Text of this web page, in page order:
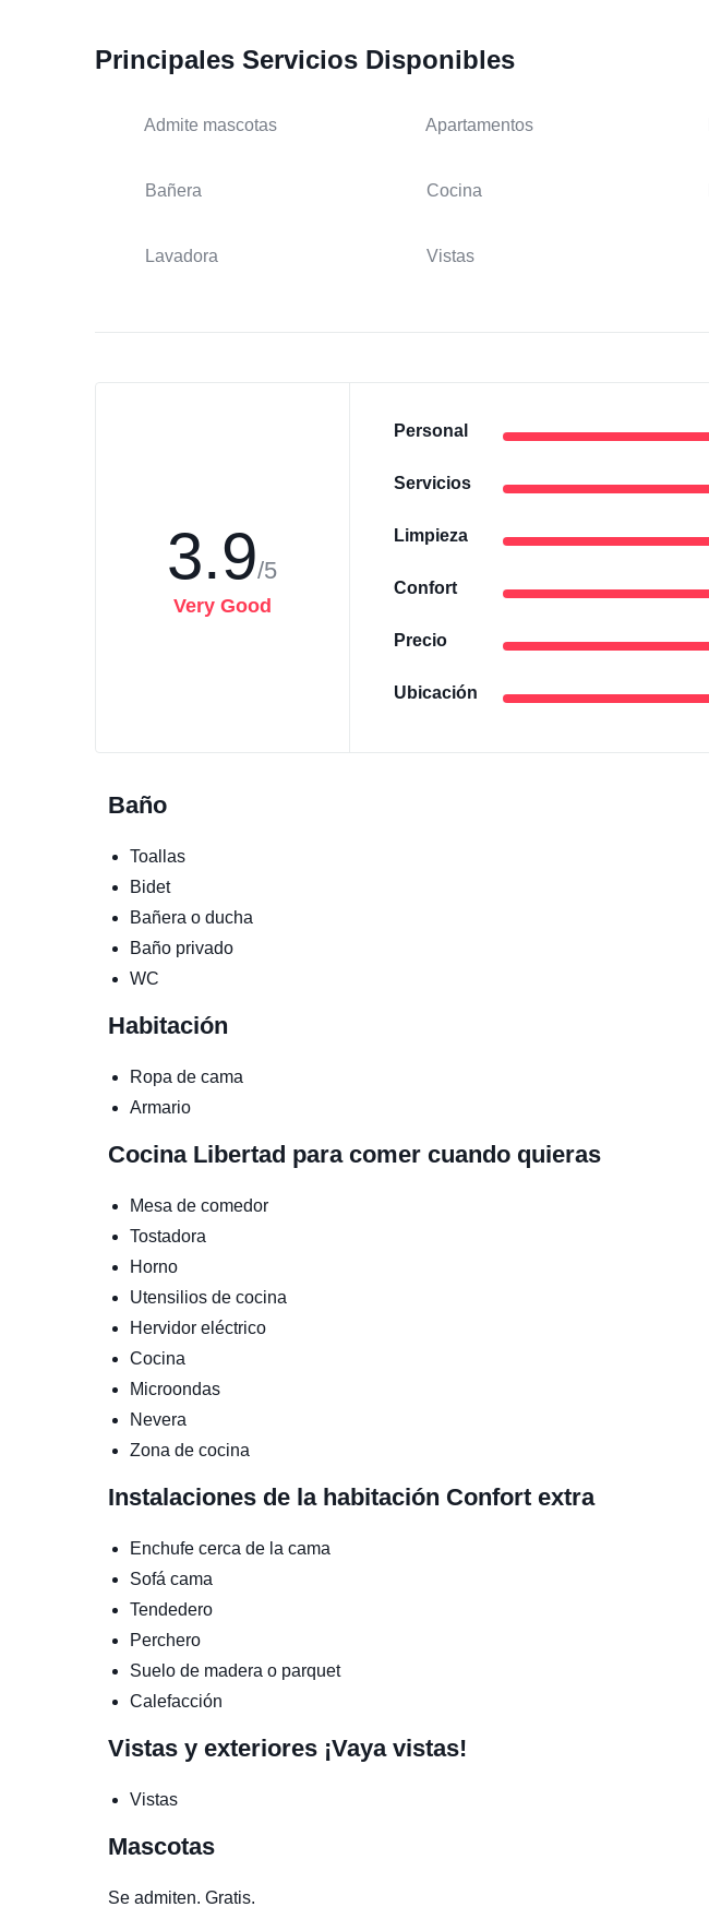
Principales Servicios Disponibles
Admite mascotas Apartamentos
Bañera Cocina
Lavadora Vistas
3.9/5
Very Good
Personal
Servicios
Limpieza
Confort
Precio
Ubicación
Baño
Toallas
Bidet
Bañera o ducha
Baño privado
WC
Habitación
Ropa de cama
Armario
Cocina Libertad para comer cuando quieras
Mesa de comedor
Tostadora
Horno
Utensilios de cocina
Hervidor eléctrico
Cocina
Microondas
Nevera
Zona de cocina
Instalaciones de la habitación Confort extra
Enchufe cerca de la cama
Sofá cama
Tendedero
Perchero
Suelo de madera o parquet
Calefacción
Vistas y exteriores ¡Vaya vistas!
Vistas
Mascotas
Se admiten. Gratis.